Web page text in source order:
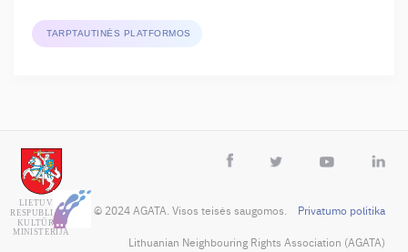
TARPTAUTINĖS PLATFORMOS
© 2024 AGATA. Visos teisės saugomos. Privatumo politika
Lithuanian Neighbouring Rights Association (AGATA)